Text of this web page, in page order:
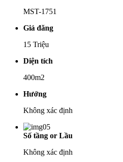
MST-1751
Giá đăng
15 Triệu
Diện tích
400m2
Hướng
Không xác định
Số tầng or Lầu
Không xác định